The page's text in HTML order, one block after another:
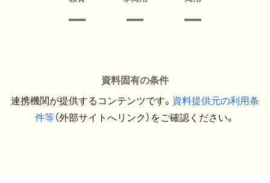
資料固有の条件
連携機関が提供するコンテンツです。 資料提供元の利用条
件等（外部サイトへリンク）をご確認ください。